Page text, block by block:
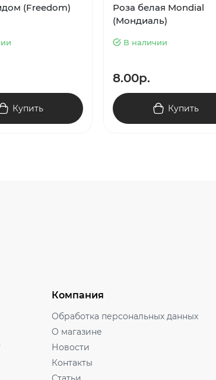
(Freedom)
Купить
Роза белая Mondial
(Мондиаль)
В наличии
8.00р.
Купить
Компания
Обработка персональных данных
О магазине
Новости
Контакты